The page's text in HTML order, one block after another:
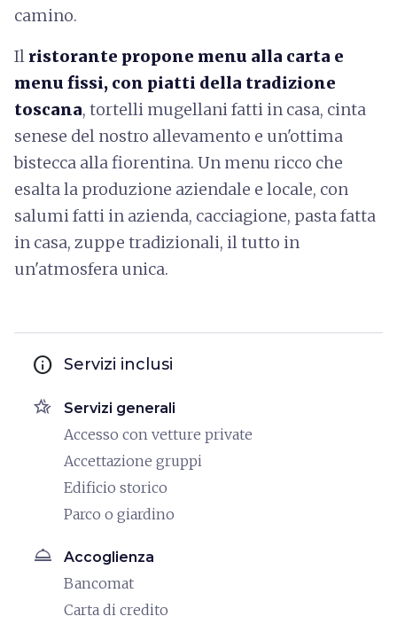
camino.
Il ristorante propone menu alla carta e
menu fissi, con piatti della tradizione
toscana, tortelli mugellani fatti in casa, cinta
senese del nostro allevamento e un'ottima
bistecca alla fiorentina. Un menu ricco che
esalta la produzione aziendale e locale, con
salumi fatti in azienda, cacciagione, pasta fatta
in casa, zuppe tradizionali, il tutto in
un'atmosfera unica.
info Servizi inclusi
hotel_class Servizi generali
Accesso con vetture private
Accettazione gruppi
Edificio storico
Parco o giardino
room_service Accoglienza
Bancomat
Carta di credito